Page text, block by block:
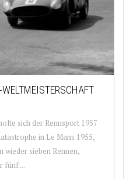
WELTMEISTERSCHAFT
sich der Rennsport 1957
in Le Mans 1955,
sieben Rennen,
fünf ...